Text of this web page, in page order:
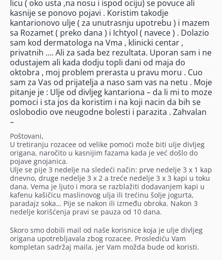
licu ( oko usta ,na nosu i ispod ociju) se povuce ali
kasnije se ponovo pojavi . Koristim takodje
kantarionovo ulje ( za unutrasnju upotrebu ) i mazem
sa Rozamet ( preko dana ) i Ichtyol ( navece ) . Dolazio
sam kod dermatologa na Vma , klinicki centar ,
privatnih …. Ali za sada bez rezultata. Uporan sam i ne
odustajem ali kada dodju topli dani od maja do
oktobra , moj problem prerasta u pravu moru . Cuo
sam za Vas od prijatelja a naso sam vas na netu . Moje
pitanje je : Ulje od divljeg kantariona – da li mi to moze
pomoci i sta jos da koristim i na koji nacin da bih se
oslobodio ove neugodne bolesti i parazita . Zahvalan
–
Poštovani,
U tretiranju rozacee od velike pomoći može biti ulje divljeg
origana, naročito u kasnijim fazama kada je već došlo do
pojave gnojanica.
Ulje se pije 3 nedelje na sledeći način: prve nedelje 3 x 1 kap
dnevno, druge nedelje 3 x 2 a treće nedelje 3 x 3 kapi u toku
dana. Vema je ljuto i mora se razblažiti dodavanjem kapi u
kafenu kašičicu maslinovog ulja ili trećinu šolje jogurta,
paradajz soka… Pije se nakon ili između obroka. Nakon 3
nedelje korišćenja pravi se pauza od 10 dana.
Skoro smo dobili mail od naše korisnice koja je ulje divljeg
origana upotrebljavala zbog rozacee. Proslediću Vam
kompletan sadržaj maila, jer Vam možda bude od koristi.